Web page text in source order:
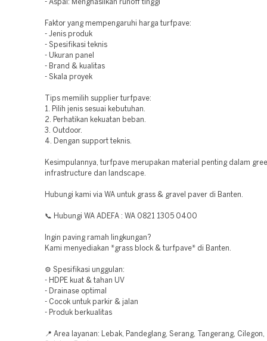
- Aspal: Menghasilkan runoff tinggi
Faktor yang mempengaruhi harga turfpave:
- Jenis produk
- Spesifikasi teknis
- Ukuran panel
- Brand & kualitas
- Skala proyek
Tips memilih supplier turfpave:
1. Pilih jenis sesuai kebutuhan.
2. Perhatikan kekuatan beban.
3. Outdoor.
4. Dengan support teknis.
Kesimpulannya, turfpave merupakan material penting dalam
infrastructure dan landscape.
Hubungi kami via WA untuk grass & gravel paver di Banten.
📞 Hubungi WA ADEFA : WA 0821 1305 0400
Ingin paving ramah lingkungan?
Kami menyediakan *grass block & turfpave* di Banten.
⚙️ Spesifikasi unggulan:
- HDPE kuat & tahan UV
- Drainase optimal
- Cocok untuk parkir & jalan
- Produk berkualitas
📍 Area layanan: Lebak, Pandeglang, Serang, Tangerang, Cilegon,